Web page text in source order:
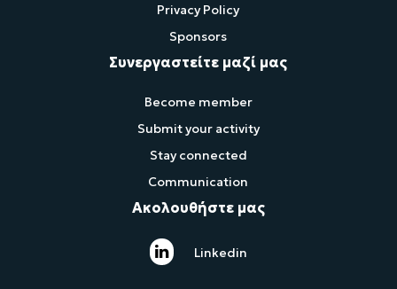
Privacy Policy
Sponsors
Συνεργαστείτε μαζί μας
Become member
Submit your activity
Stay connected
Communication
Ακολουθήστε μας
Linkedin